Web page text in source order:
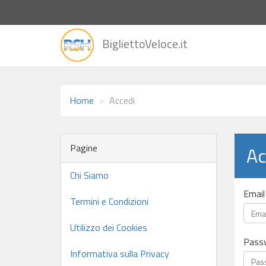
alla
BigliettoVeloce.it
Home Accedi
Pagine
Chi Siamo
Termini e Condizioni
Utilizzo dei Cookies
Informativa sulla Privacy
Email